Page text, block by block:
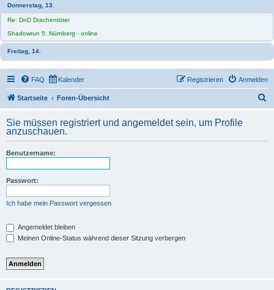
Donnerstag, 13.
Re: DnD Drachentöter
Shadowrun 5: Nürnberg - online
Freitag, 14.
FAQ Kalender Anmelden
Registrieren
Startseite Foren-Übersicht
h
Sie müssen registriert und angemeldet sein, um Profile
anzuschauen.
Benutzername:
Passwort:
Ich habe mein Passwort vergessen
Angemeldet bleiben
Meinen Online-Status während dieser Sitzung verbergen